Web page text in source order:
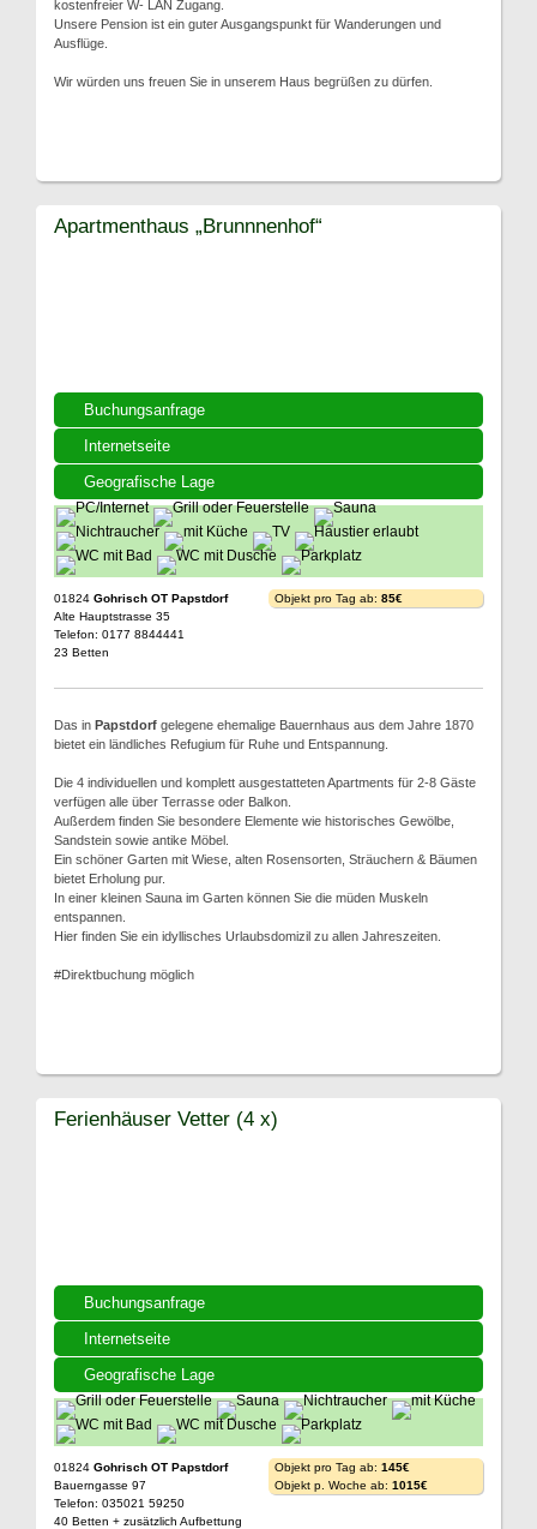
kostenfreier W- LAN Zugang.
Unsere Pension ist ein guter Ausgangspunkt für Wanderungen und
Ausflüge.
Wir würden uns freuen Sie in unserem Haus begrüßen zu dürfen.
Buchungsanfrage
Internetseite
Geografische Lage
Apartmenthaus „Brunnnenhof“
01824 Gohrisch OT Papstdorf
Alte Hauptstrasse 35
Telefon: 0177 8844441
23 Betten
Objekt pro Tag ab: 85€
Das in Papstdorf gelegene ehemalige Bauernhaus aus dem Jahre 1870
bietet ein ländliches Refugium für Ruhe und Entspannung.
Die 4 individuellen und komplett ausgestatteten Apartments für 2-8 Gäste
verfügen alle über Terrasse oder Balkon.
Außerdem finden Sie besondere Elemente wie historisches Gewölbe,
Sandstein sowie antike Möbel.
Ein schöner Garten mit Wiese, alten Rosensorten, Sträuchern & Bäumen
bietet Erholung pur.
In einer kleinen Sauna im Garten können Sie die müden Muskeln
entspannen.
Hier finden Sie ein idyllisches Urlaubsdomizil zu allen Jahreszeiten.
#Direktbuchung möglich
Buchungsanfrage
Internetseite
Geografische Lage
Ferienhäuser Vetter (4 x)
01824 Gohrisch OT Papstdorf
Bauerngasse 97
Telefon: 035021 59250
40 Betten + zusätzlich Aufbettung
Objekt pro Tag ab: 145€
Objekt p. Woche ab: 1015€